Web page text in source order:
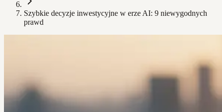
Szybkie decyzje inwestycyjne w erze AI: 9 niewygodnych
prawd